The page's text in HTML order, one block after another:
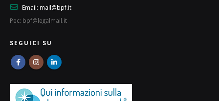
Email: mail@bpf.it
Pec: bpf@legalmail.it
SEGUICI SU